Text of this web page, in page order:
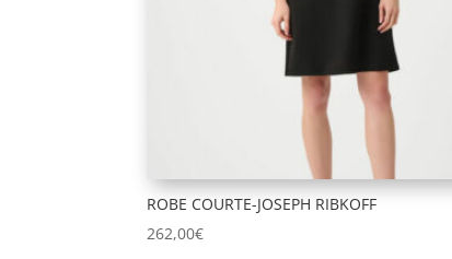
ROBE COURTE-JOSEPH RIBKOFF
262,00€